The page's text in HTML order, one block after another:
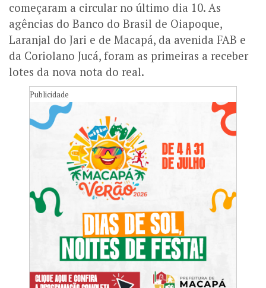
começaram a circular no último dia 10. As
agências do Banco do Brasil de Oiapoque,
Laranjal do Jari e de Macapá, da avenida FAB e
da Coriolano Jucá, foram as primeiras a receber
lotes da nova nota do real.
Publicidade